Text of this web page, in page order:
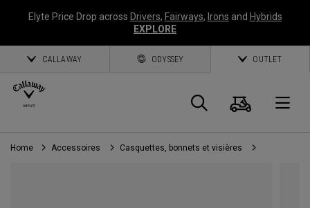
Elyte Price Drop across Drivers, Fairways, Irons and Hybrids
EXPLORE
CALLAWAY ODYSSEY OUTLET
Panier
Home Accessoires Casquettes, bonnets et visières